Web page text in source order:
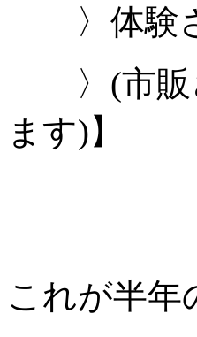
〉体験さ
〉(市販
ます)】
これが半年